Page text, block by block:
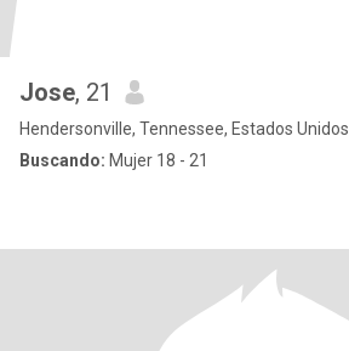
Jose, 21
Hendersonville, Tennessee, Estados Unidos
Buscando: Mujer 18 - 21